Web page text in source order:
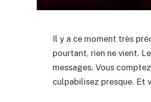
Il y a ce moment très
pourtant, rien ne vient.
messages. Vous
culpabilisez presque. Et